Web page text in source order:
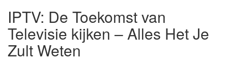
IPTV: De Toekomst van
Televisie kijken – Alles Het Je
Zult Weten